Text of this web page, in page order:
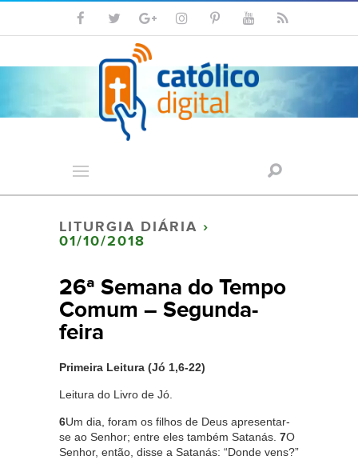
LITURGIA DIÁRIA ›
01/10/2018
26ª Semana do Tempo
Comum – Segunda-
feira
Primeira Leitura (Jó 1,6-22)
Leitura do Livro de Jó.
6Um dia, foram os filhos de Deus apresentar-
se ao Senhor; entre eles também Satanás. 7O
Senhor, então, disse a Satanás: “Donde vens?”